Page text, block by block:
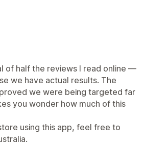
of half the reviews I read online —
we have actual results. The
we were being targeted far
you wonder how much of this
using this app, feel free to